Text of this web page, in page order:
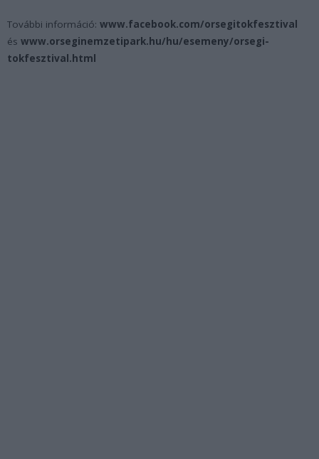
További információ: www.facebook.com/orsegitokfesztival
és www.orseginemzetipark.hu/hu/esemeny/orsegi-
tokfesztival.html